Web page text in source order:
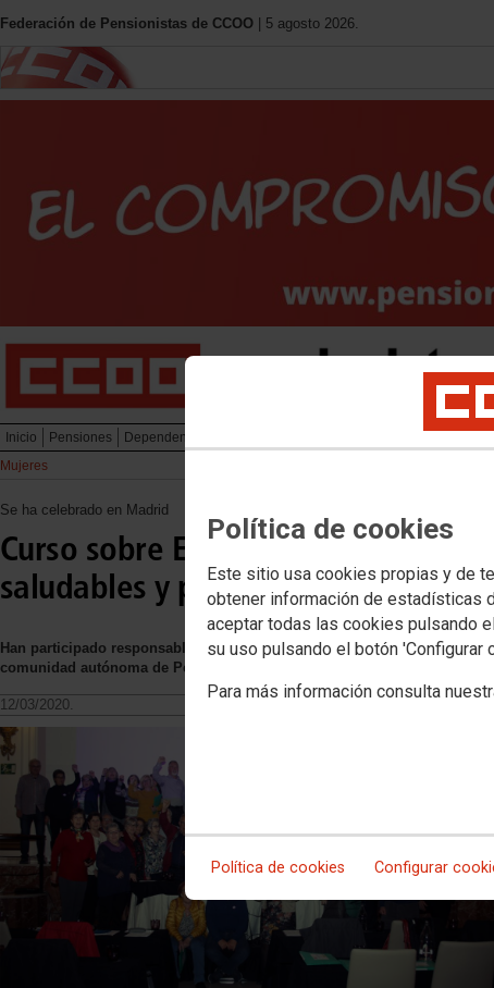
Política de cookies
Este sitio usa cookies propias y de
obtener información de estadísticas
aceptar todas las cookies pulsando
su uso pulsando el botón 'Configurar
Para más información consulta
Política de cookies Configurar
Federación de Pensionistas de CCOO | 5 agosto 2026.
Inicio Pensiones Dependencia
Mujeres
Se ha celebrado en Madrid
Curso sobre Envejecimiento activo,
saludables y prevención de la
Han participado responsables de Política Social, Institucional y Mujer de
comunidad autónoma de Pensionistas de CCOO
12/03/2020.